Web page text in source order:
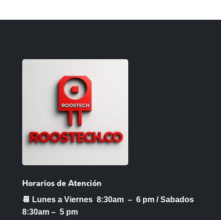
Horarios de Atención
📆 Lunes a Viernes 8:30am – 6 pm / Sabados
8:30am – 5 pm